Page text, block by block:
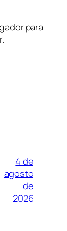
para
4 de
agosto
de
2026